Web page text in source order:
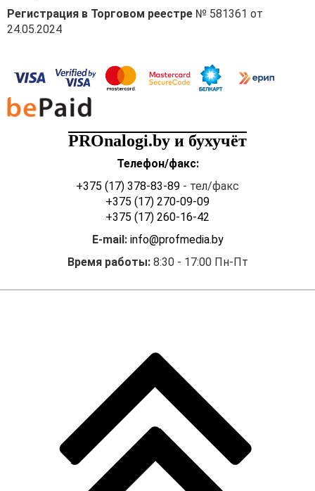
Регистрация в Торговом реестре № 581361 от
24.05.2024
PROnalogi.by и бухучёт
Телефон/факс:
+375 (17) 378-83-89 - тел/факс
+375 (17) 270-09-09
+375 (17) 260-16-42
E-mail: info@profmedia.by
Время работы:8:30 - 17:00 Пн-Пт